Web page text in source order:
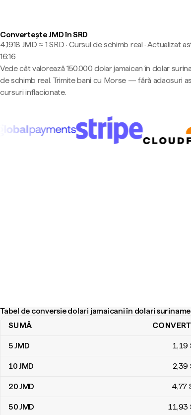
Convertește JMD în SRD
4,1918 JMD ≈ 1 SRD · Cursul de schimb real · Actualizat
16:16
Vede cât valorează 150.000 dolar jamaican în dolar
de schimb real. Trimite bani cu Morse — fără adaosuri
cursuri inflacionate.
Tabel de conversie dolari jamaicani în dolari
Tabel de conversie dolari jamaicani în dolari surinamezi
SUMĂ
5JMD 1,19
10JMD 2,39
20JMD 4,77
50JMD 11,93